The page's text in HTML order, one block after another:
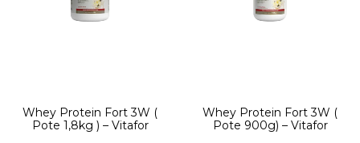
Whey Protein Fort 3W (
Pote 1,8kg ) – Vitafor
Whey Protein Fort 3W (
Pote 900g) – Vitafor